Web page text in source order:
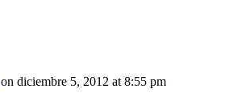
on diciembre 5, 2012 at 8:55 pm